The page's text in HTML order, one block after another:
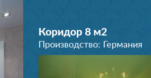
Коридор 8 м2
Производство: Германия